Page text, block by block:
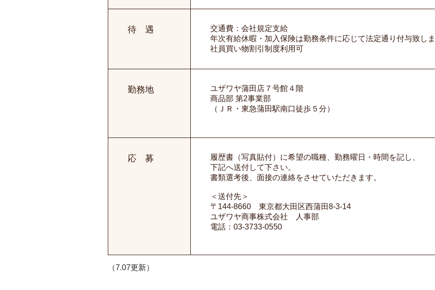
待 遇
交通費：会社規定支給
年次有給休暇・加入保険は勤務条件に応じて法定通り付与致し
社員買い物割引制度利用可
勤務地
ユザワヤ蒲田店７号館４階
商品部 第2事業部
（ＪＲ・東急蒲田駅南口徒歩５分）
応 募
履歴書（写真貼付）に希望の職種、勤務曜日・時間を記し、
下記へ送付して下さい。
書類選考後、面接の連絡をさせていただきます。
＜送付先＞
〒144-8660 東京都大田区西蒲田8-3-14
ユザワヤ商事株式会社 人事部
電話：03-3733-0550
（7.07更新）